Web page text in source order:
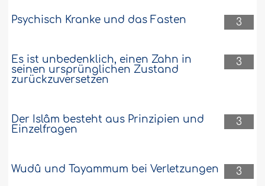
3
Psychisch Kranke und das Fasten
3
Es ist unbedenklich, einen Zahn in
seinen ursprünglichen Zustand
zurückzuversetzen
3
Der Islâm besteht aus Prinzipien und
Einzelfragen
3
Wudû und Tayammum bei Verletzungen